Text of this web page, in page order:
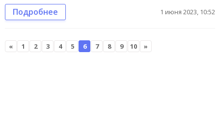
Подробнее 1 июня 2023, 10:52
« 1 2 3 4 5 6 7 8 9 10 »